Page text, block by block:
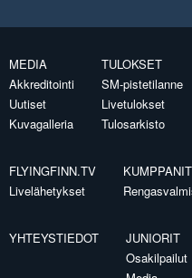
MEDIA
Akkreditointi
Uutiset
Kuvagalleria
TULOKSET
SM-pistetilanne
Livetulokset
Tulosarkisto
FLYINGFINN.TV
Livelähetykset
KUMPPANIT
YHTEYSTIEDOT
JUNIORIT
Osakilpailut